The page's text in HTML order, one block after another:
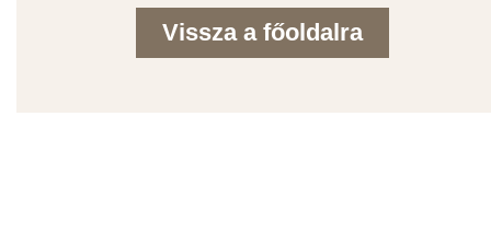
Vissza a főoldalra